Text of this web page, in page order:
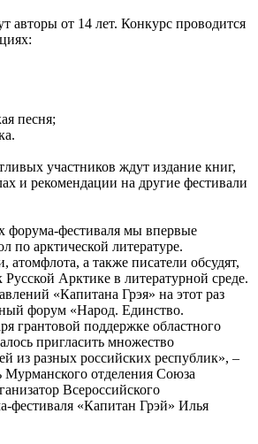
авторы от 14 лет. Конкурс проводится
песня;
участников ждут издание книг,
и рекомендации на другие фестивали
форума-фестиваля мы впервые
по арктической литературе.
атомфлота, а также писатели обсудят,
Русской Арктике в литературной среде.
«Капитана Грэя» на этот раз
форум «Народ. Единство.
грантовой поддержке областного
пригласить множество
из разных российских республик», –
Мурманского отделения Союза
Всероссийского
фестиваля «Капитан Грэй» Илья